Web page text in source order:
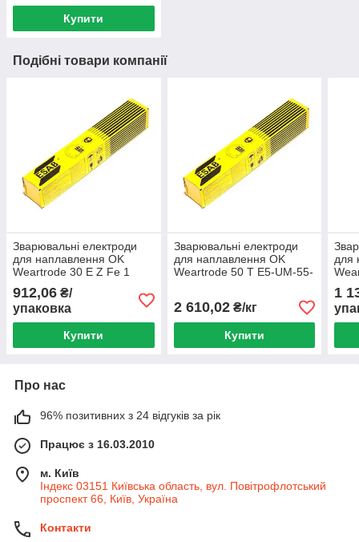
Купити
Подібні товари компанії
Зварювальні електроди
для наплавлення OK
Weartrode 30 E Z Fe 1
912,06 ₴/
упаковка
Купити
Зварювальні електроди
для наплавлення OK
Weartrode 50 T E5-UM-55-
2 610,02₴/кг
Купити
для
1
Про нас
96% позитивних з 24 відгуків за рік
Працює з 16.03.2010
м. Київ
Індекс 03151 Київська область, вул. Повітрофлотський
проспект 66, Київ, Україна
Контакти